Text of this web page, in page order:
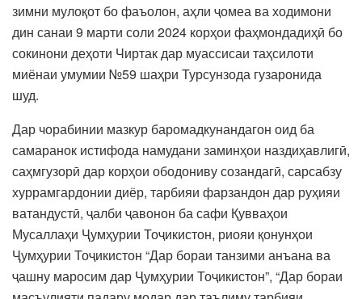
зимни мулоқот бо фаъолон, аҳли ҷомеа ва ходимони
дин санаи 9 марти соли 2024 корҳои фаҳмондадиҳӣ бо
сокинони деҳоти Чиртак дар муассисаи таҳсилоти
миёнаи умумии №59 шаҳри Турсунзода гузаронида
шуд.
Дар чорабинии мазкур баромадкунандагон оид ба
самаранок истифода намудани заминҳои наздиҳавлигӣ,
саҳмгузорӣ дар корҳои ободониву созандагӣ, сарсабзу
хуррамгардонии диёр, тарбияи фарзандон дар руҳияи
ватандустӣ, ҷалби ҷавонон ба сафи Қувваҳои
Мусаллаҳи Ҷумҳурии Тоҷикистон, риояи қонунҳои
Ҷумҳурии Тоҷикистон “Дар бораи танзими анъана ва
ҷашну маросим дар Ҷумҳурии Тоҷикистон”, “Дар бораи